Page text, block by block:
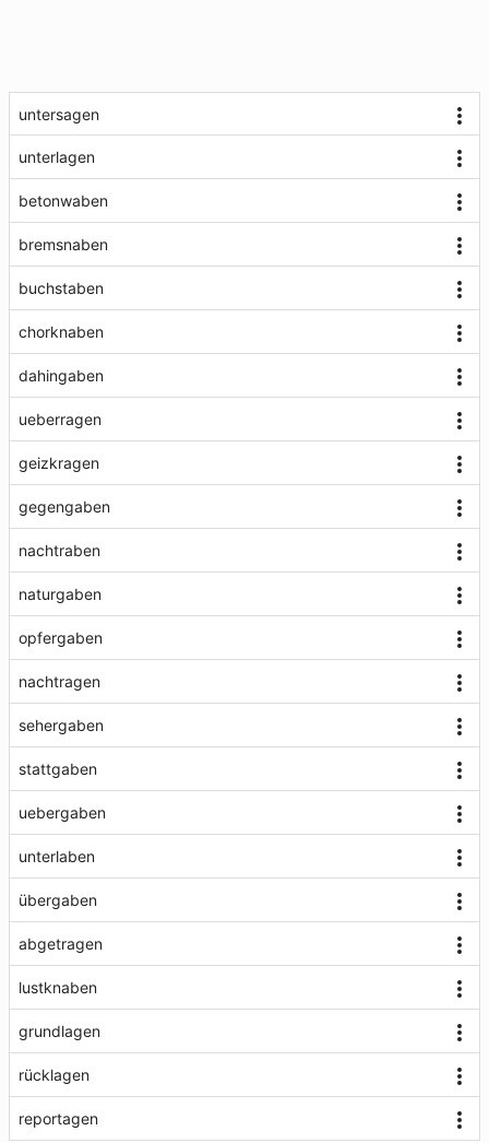
untersagen
unterlagen
betonwaben
bremsnaben
buchstaben
chorknaben
dahingaben
ueberragen
geizkragen
gegengaben
nachtraben
naturgaben
opfergaben
nachtragen
sehergaben
stattgaben
uebergaben
unterlaben
übergaben
abgetragen
lustknaben
grundlagen
rücklagen
reportagen